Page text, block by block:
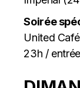
Soirée
United
23h /